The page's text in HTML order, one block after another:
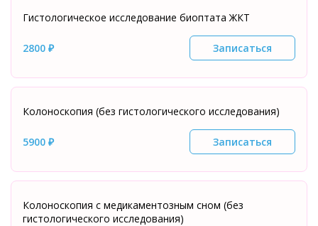
Гистологическое исследование биоптата ЖКТ
2800 ₽ Записаться
Колоноскопия (без гистологического исследования)
5900 ₽ Записаться
Колоноскопия с медикаментозным сном (без
гистологического исследования)